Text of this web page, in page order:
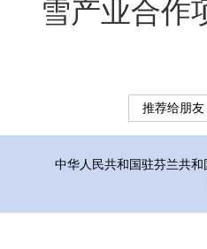
雪产业合作
推荐给朋友
中华人民共和国驻芬兰共和